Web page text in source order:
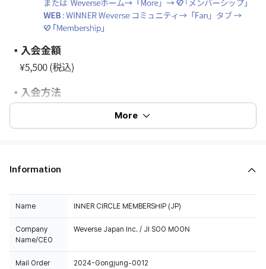
More
Information
Name INNER CIRCLE MEMBERSHIP (JP)
Company
Name/CEO
Weverse Japan Inc. / JI SOO MOON
Mail Order
2024-Gongjung-0012